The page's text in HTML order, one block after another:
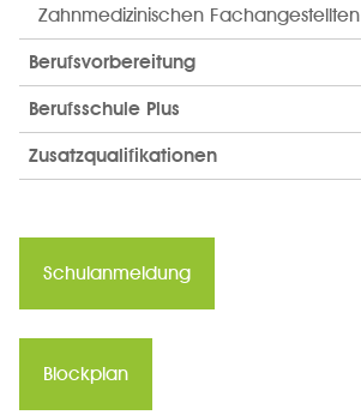
Zahnmedizinischen Fachangestellten
Berufsvorbereitung
Berufsschule Plus
Zusatzqualifikationen
Schulanmeldung
Blockplan